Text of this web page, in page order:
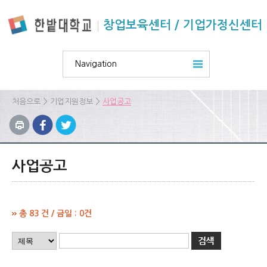
창업보육센터 / 기업가정신센터
Navigation
처음으로 > 기업지원정보 > 사업공고
사업공고
총 83 건 / 금일 : 0건